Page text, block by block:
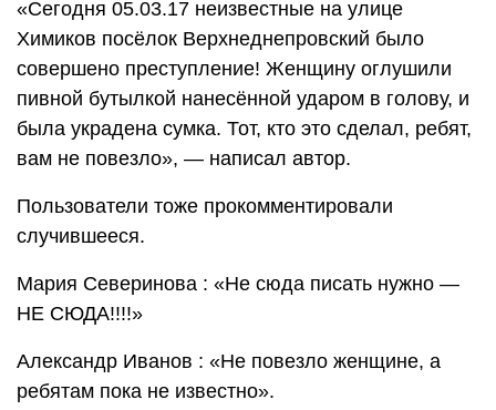
«Сегодня 05.03.17 неизвестные на улице
Химиков посёлок Верхнеднепровский было
совершено преступление! Женщину оглушили
пивной бутылкой нанесённой ударом в голову, и
была украдена сумка. Тот, кто это сделал, ребят,
вам не повезло», — написал автор.
Пользователи тоже прокомментировали
случившееся.
Мария Северинова : «Не сюда писать нужно —
НЕ СЮДА!!!!»
Александр Иванов : «Не повезло женщине, а
ребятам пока не известно».